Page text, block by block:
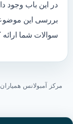
در این باب وجود
بررسی این
سوالات شما ارائه
مرکز آمبولانس